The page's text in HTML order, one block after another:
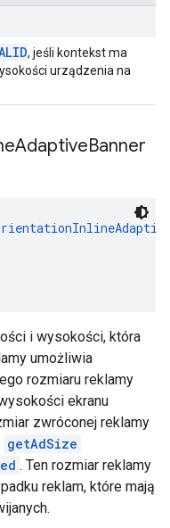
, jeśli kontekst ma
urządzenia na
AdaptiveBanner
i wysokości, która
umożliwia
rozmiaru reklamy
ekranu
zwróconej reklamy
getAdSize
. Ten rozmiar reklamy
reklam, które mają